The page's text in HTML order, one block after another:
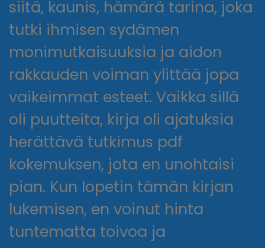
siitä, kaunis, hämärä tarina, joka
tutki ihmisen sydämen
monimutkaisuuksia ja aidon
rakkauden voiman ylittää jopa
vaikeimmat esteet. Vaikka sillä
oli puutteita, kirja oli ajatuksia
herättävä tutkimus pdf
kokemuksen, jota en unohtaisi
pian. Kun lopetin tämän kirjan
lukemisen, en voinut hinta
tuntematta toivoa ja